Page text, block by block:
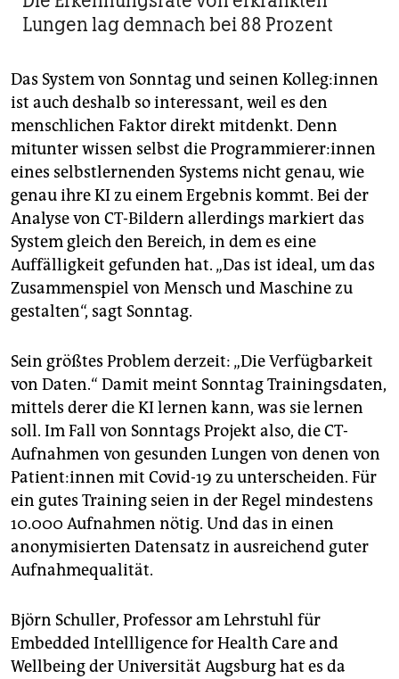
Lungen lag demnach bei 88 Prozent
Das System von Sonntag und seinen Kol­le­g:in­nen
ist auch deshalb so interessant, weil es den
menschlichen Faktor direkt mitdenkt. Denn
mitunter wissen selbst die Pro­gram­mie­re­r:in­nen
eines selbstlernenden Systems nicht genau, wie
genau ihre KI zu einem Ergebnis kommt. Bei der
Analyse von CT-Bildern allerdings markiert das
System gleich den Bereich, in dem es eine
Auffälligkeit gefunden hat. „Das ist ideal, um das
Zusammenspiel von Mensch und Maschine zu
gestalten“, sagt Sonntag.
Sein größtes Problem derzeit: „Die Verfügbarkeit
von Daten.“ Damit meint Sonntag Trainingsdaten,
mittels derer die KI lernen kann, was sie lernen
soll. Im Fall von Sonntags Projekt also, die CT-
Aufnahmen von gesunden Lungen von denen von
Pa­ti­en­t:in­nen mit Covid-19 zu unterscheiden. Für
ein gutes Training seien in der Regel mindestens
10.000 Aufnahmen nötig. Und das in einen
anonymisierten Datensatz in ausreichend guter
Aufnahmequalität.
Björn Schuller, Professor am Lehrstuhl für
Embedded Intellligence for Health Care and
Wellbeing der Universität Augsburg hat es da